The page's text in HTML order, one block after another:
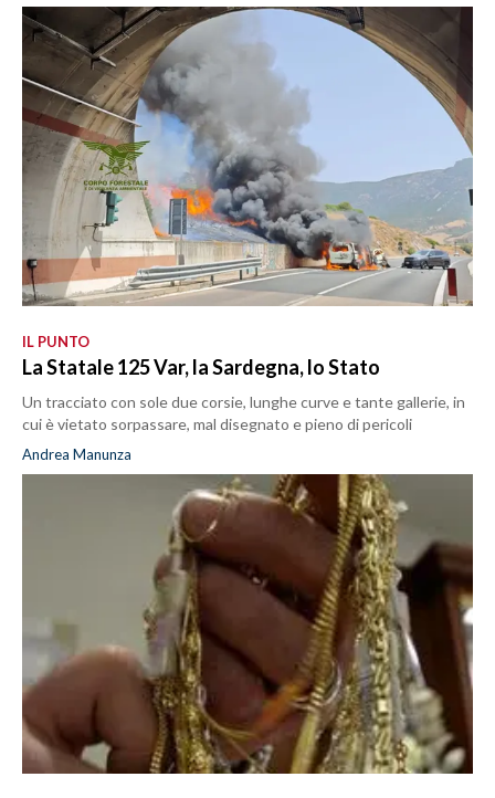
IL PUNTO
La Statale 125 Var, la Sardegna, lo Stato
Un tracciato con sole due corsie, lunghe curve e tante gallerie, in
cui è vietato sorpassare, mal disegnato e pieno di pericoli
Andrea Manunza